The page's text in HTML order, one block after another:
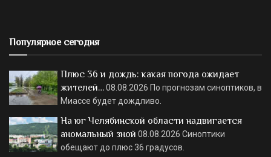
Популярное сегодня
Плюс 36 и дождь: какая погода ожидает
жителей…08.08.2026 По прогнозам синоптиков, в
Миассе будет дождливо.
На юг Челябинской области надвигается
аномальный зной 08.08.2026 Синоптики
обещают до плюс 36 градусов.